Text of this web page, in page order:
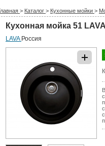
> Каталог > Кухонные мойки >
Кухонная мойка 51
LAVA Россия